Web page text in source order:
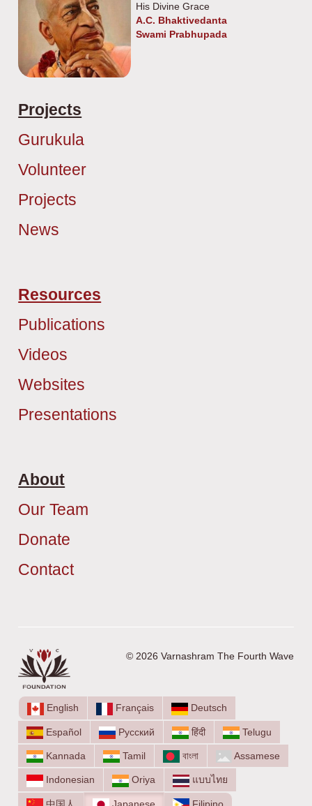
His Divine Grace
A.C. Bhaktivedanta
Swami Prabhupada
Projects
Gurukula
Volunteer
Projects
News
Resources
Publications
Videos
Websites
Presentations
About
Our Team
Donate
Contact
© 2026 Varnashram The Fourth Wave
English Français Deutsch
Español Русский हिंदी Telugu
Kannada Tamil বাংলা Assamese
Indonesian Oriya แบบไทย
中国人 Japanese Filipino